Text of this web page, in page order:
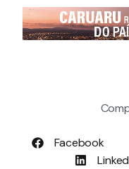
Facebook